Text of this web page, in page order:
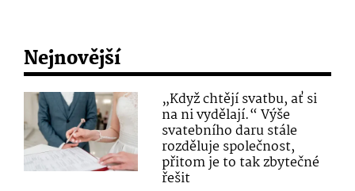
Nejnovější
„Když chtějí svatbu, ať si
na ni vydělají.“ Výše
svatebního daru stále
rozděluje společnost,
přitom je to tak zbytečné
řešit